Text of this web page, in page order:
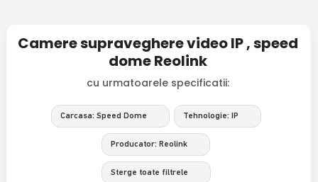
Camere supraveghere video IP , speed
dome Reolink
cu urmatoarele specificatii:
Carcasa: Speed Dome Tehnologie: IP
Producator: Reolink
Sterge toate filtrele